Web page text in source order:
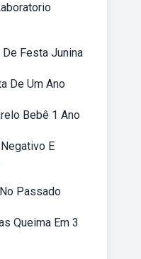
Festa Junina
De Um Ano
Bebê 1 Ano
E
Passado
Queima Em 3